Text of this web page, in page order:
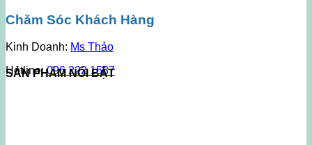
Chăm Sóc Khách Hàng
Kinh Doanh: Ms Thảo
Hotline:096 222 1587
SẢN PHẨM NỔI BẬT